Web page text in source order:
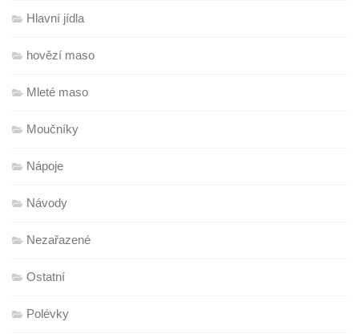
Hlavní jídla
hovězí maso
Mleté maso
Moučníky
Nápoje
Návody
Nezařazené
Ostatní
Polévky